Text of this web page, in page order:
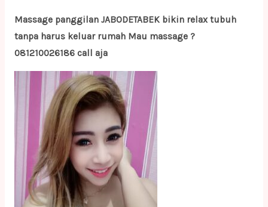
Massage panggilan JABODETABEK bikin relax tubuh
tanpa harus keluar rumah Mau massage ?
081210026186 call aja